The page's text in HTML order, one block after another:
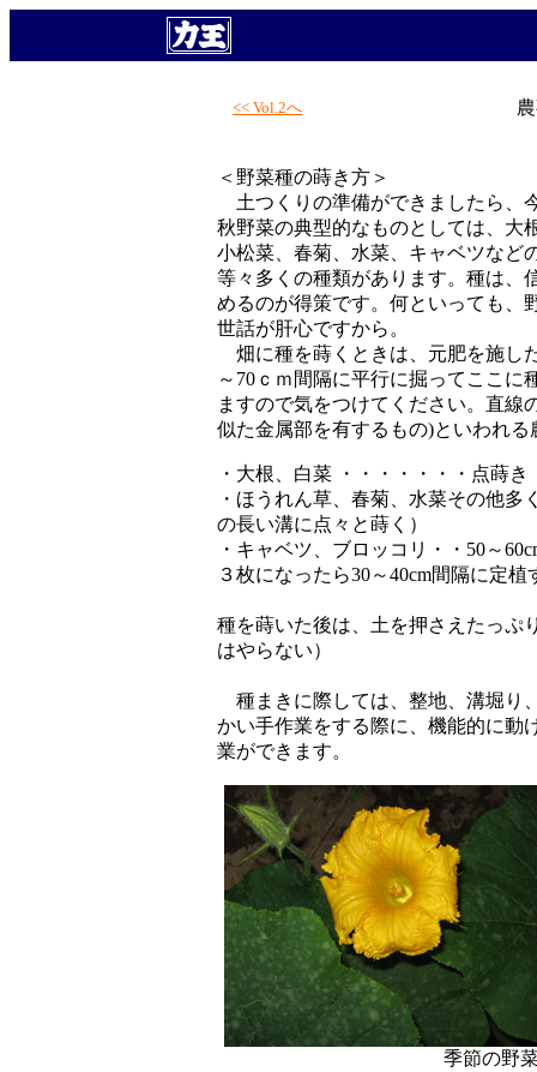
<< Vol.2へ
＜野菜種の蒔き方＞
土つくりの準備ができましたら、
秋野菜の典型的なものとしては、大
小松菜、春菊、水菜、キャベツなど
等々多くの種類があります。種は、
めるのが得策です。何といっても、
世話が肝心ですから。
畑に種を蒔くときは、元肥を施し
～70ｃｍ間隔に平行に掘ってここ
ますので気をつけてください。直線
似た金属部を有するもの)といわれ
・大根、白菜 ・・・・・・・点蒔
・ほうれん草、春菊、水菜その他
の長い溝に点々と蒔く）
・キャベツ、ブロッコリ・・50～
３枚になったら30～40cm間隔に定
種を蒔いた後は、土を押さえたっぷ
はやらない）
種まきに際しては、整地、溝堀り
かい手作業をする際に、機能的に動
業ができます。
季節の野